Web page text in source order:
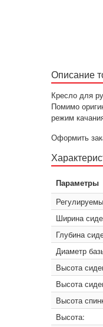
Описание
Кресло для
Помимо
режим
Оформить
Параметры
Ширина
Глубина
Диаметр
Высота
Высота
Высота
Высота: